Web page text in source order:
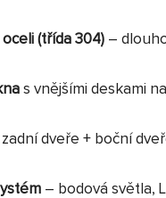
(třída 304) –
s vnějšími deskami
dveře + boční
– bodová světla,